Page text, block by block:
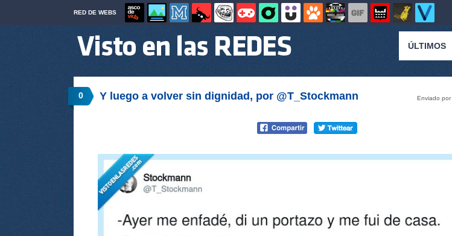
RED DE WEBS
ÚLTIMOS
0 Enviado por
Y luego a volver sin dignidad, por @T_Stockmann